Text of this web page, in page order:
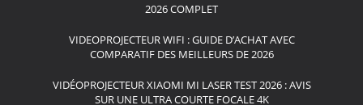
2026 COMPLET
VIDEOPROJECTEUR WIFI : GUIDE D’ACHAT AVEC
COMPARATIF DES MEILLEURS DE 2026
VIDÉOPROJECTEUR XIAOMI MI LASER TEST 2026 : AVIS
SUR UNE ULTRA COURTE FOCALE 4K